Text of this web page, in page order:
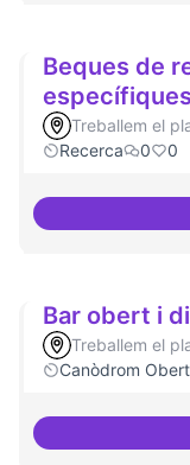
Beques de
específiques
Treballem el
Recerca
0 0
Bar obert i
Treballem el
Canòdrom Obert